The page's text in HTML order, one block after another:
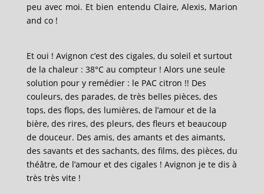
peu avec moi. Et bien entendu Claire, Alexis, Marion
and co !
Et oui ! Avignon c’est des cigales, du soleil et surtout
de la chaleur : 38°C au compteur ! Alors une seule
solution pour y remédier : le PAC citron !! Des
couleurs, des parades, de très belles pièces, des
tops, des flops, des lumières, de l’amour et de la
bière, des rires, des pleurs, des fleurs et beaucoup
de douceur. Des amis, des amants et des aimants,
des savants et des sachants, des films, des pièces, du
théâtre, de l’amour et des cigales ! Avignon je te dis à
très très vite !